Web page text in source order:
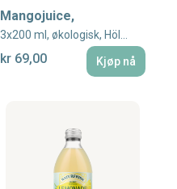
Mangojuice,
kr 69,00 Kjøp nå